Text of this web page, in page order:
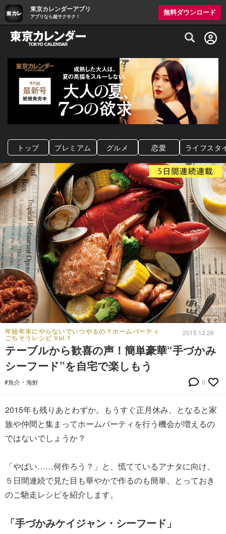
東京カレンダーアプリ
アプリなら超サクサク！
無料ダウンロード
グルメ情報・プレミアムレストラン予約
トップ プレミアム グルメ 恋愛 ライフスタ
年始年末にやらないでいつやるの？ホームパーティ
ごちそうレシピ Vol.1
2015.12.26
テーブルから歓喜の声！簡単豪華“手づかみ
シーフード”を自宅で楽しもう
#魚介・海鮮 0
2015年も残りあとわずか。もうすぐ正月休み、となると家
族や仲間と集まってホームパーティを行う機会が増えるの
ではないでしょうか？
「やばい……何作ろう？」と、慌てているアナタに向け、
５日間連続で見た目も華やかで作るのも簡単、とっておき
のご馳走レシピを紹介します。
「手づかみケイジャン・シーフード」